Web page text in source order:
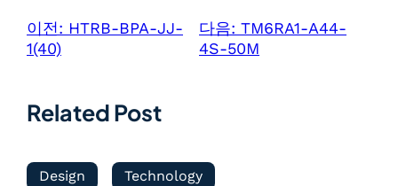
이전: HTRB-BPA-JJ-
1(40)
다음: TM6RA1-A44-
4S-50M
Related Post
Design Technology